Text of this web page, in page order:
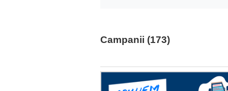
Campanii (173)